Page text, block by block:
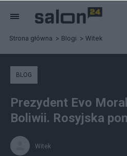
Strona główna Blogi Witek
BLOG
Prezydent Evo
Boliwii. Rosyjska
Witek